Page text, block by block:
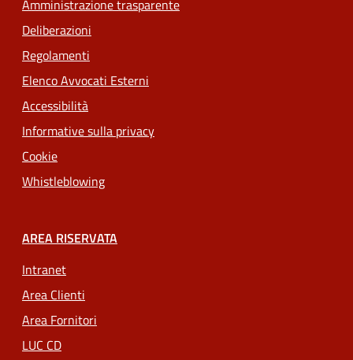
Amministrazione trasparente
Deliberazioni
Regolamenti
Elenco Avvocati Esterni
Accessibilità
Informative sulla privacy
Cookie
Whistleblowing
AREA RISERVATA
Intranet
Area Clienti
Area Fornitori
LUC CD